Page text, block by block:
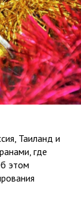
Таиланд и
где
этом